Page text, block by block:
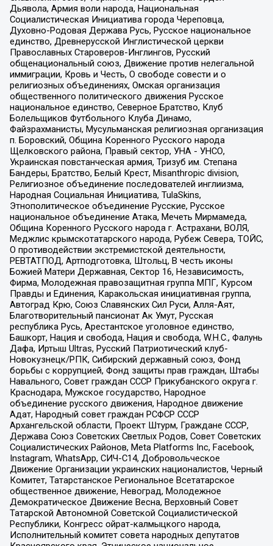
Дьявола, Армия воли народа, Национальная
Социалистическая Инициатива города Череповца,
Духовно-Родовая Держава Русь, Русское национальное
единство, Древнерусской Инглистической церкви
Православных Староверов-Инглингов, Русский
общенациональный союз, Движение против нелегальной
иммиграции, Кровь и Честь, О свободе совести и о
религиозных объединениях, Омская организация
общественного политического движения Русское
национальное единство, Северное Братство, Клуб
Болельщиков Футбольного Клуба Динамо,
Файзрахманисты, Мусульманская религиозная организация
п. Боровский, Община Коренного Русского народа
Щелковского района, Правый сектор, УНА - УНСО,
Украинская повстанческая армия, Тризуб им. Степана
Бандеры, Братство, Белый Крест, Misanthropic division,
Религиозное объединение последователей инглиизма,
Народная Социальная Инициатива, TulaSkins,
Этнополитическое объединение Русские, Русское
национальное объединение Атака, Мечеть Мирмамеда,
Община Коренного Русского народа г. Астрахани, ВОЛЯ,
Меджлис крымскотатарского народа, Рубеж Севера, ТОЙС,
О противодействии экстремистской деятельности,
РЕВТАТПОД, Артподготовка, Штольц, В честь иконы
Божией Матери Державная, Сектор 16, Независимость,
Фирма, Молодежная правозащитная группа МПГ, Курсом
Правды и Единения, Каракольская инициативная группа,
Автоград Крю, Союз Славянских Сил Руси, Алля-Аят,
Благотворительный пансионат Ак Умут, Русская
республика Русь, Арестантское уголовное единство,
Башкорт, Нация и свобода, Нация и свобода, W.H.С., Фалунь
Дафа, Иртыш Ultras, Русский Патриотический клуб-
Новокузнецк/РПК, Сибирский державный союз, Фонд
борьбы с коррупцией, Фонд защиты прав граждан, Штабы
Навального, Совет граждан СССР Прикубанского округа г.
Краснодара, Мужское государство, Народное
объединение русского движения, Народное движение
Адат, Народный совет граждан РСФСР СССР
Архангельской области, Проект Штурм, Граждане СССР,
Держава Союз Советских Светлых Родов, Совет Советских
Социалистических Районов, Meta Platforms Inc, Facebook,
Instagram, WhatsApp, СИЧ-С14, Добровольческое
Движение Организации украинских националистов, Черный
Комитет, Татарстанское Региональное Всетатарское
общественное движение, Невоград, Молодежное
Демократическое Движение Весна, Верховный Совет
Татарской Автономной Советской Социалистической
Республики, Конгресс ойрат-калмыцкого народа,
Исполнительный комитет совета народных депутатов